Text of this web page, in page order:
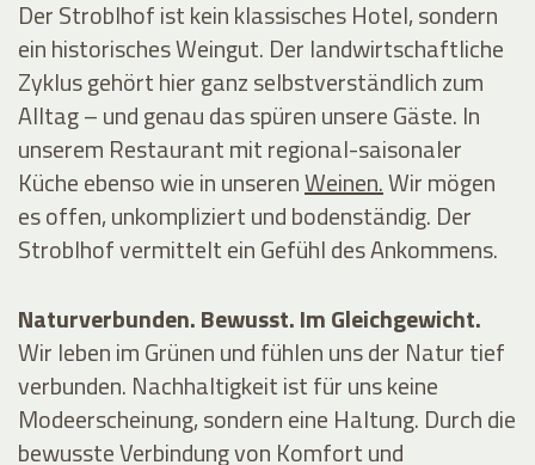
Der Stroblhof ist kein klassisches Hotel, sondern
ein historisches Weingut. Der landwirtschaftliche
Zyklus gehört hier ganz selbstverständlich zum
Alltag – und genau das spüren unsere Gäste. In
unserem Restaurantmit regional-saisonaler
Küche ebenso wie in unserenWeinen.Wir mögen
es offen, unkompliziert und bodenständig. Der
Stroblhof vermittelt ein Gefühl des Ankommens.
Naturverbunden. Bewusst. Im Gleichgewicht.
Wir leben im Grünen und fühlen uns der Natur tief
verbunden. Nachhaltigkeit ist für uns keine
Modeerscheinung, sondern eine Haltung. Durch die
bewusste Verbindung von Komfort und